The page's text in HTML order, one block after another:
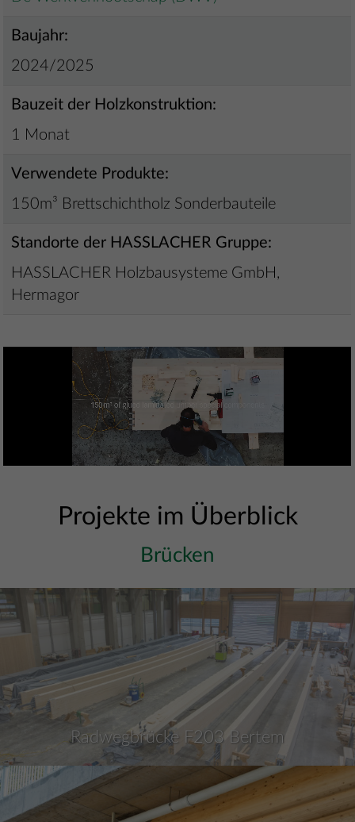
Baujahr:
2024/2025
Bauzeit der Holzkonstruktion:
1 Monat
Verwendete Produkte:
150m³ Brettschichtholz Sonderbauteile
Standorte der HASSLACHER Gruppe:
HASSLACHER Holzbausysteme GmbH,
Hermagor
Projekte im Überblick
Brücken
Radwegbrücke F203 Bertem